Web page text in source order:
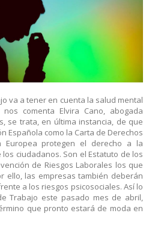
va a tener en cuenta la salud mental
comenta Elvira Cano, abogada
se trata, en última instancia, de que
Española como la Carta de Derechos
Europea protegen el derecho a la
ciudadanos. Son el Estatuto de los
de Riesgos Laborales los que
ello, las empresas también deberán
a los riesgos psicosociales. Así lo
Trabajo este pasado mes de abril,
que pronto estará de moda en